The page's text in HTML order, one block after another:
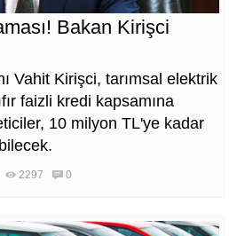
Bakan Kirişci
Vahit Kirişci, tarımsal elektrik
faizli kredi kapsamına
10 milyon TL'ye kadar
2297 0